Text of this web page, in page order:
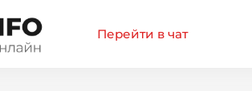
Перейти в чат